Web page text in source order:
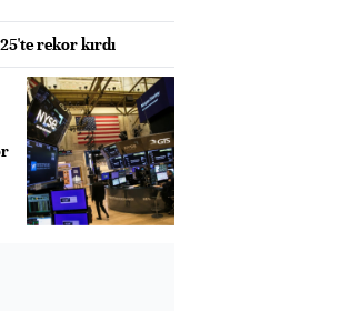
rekor kırdı